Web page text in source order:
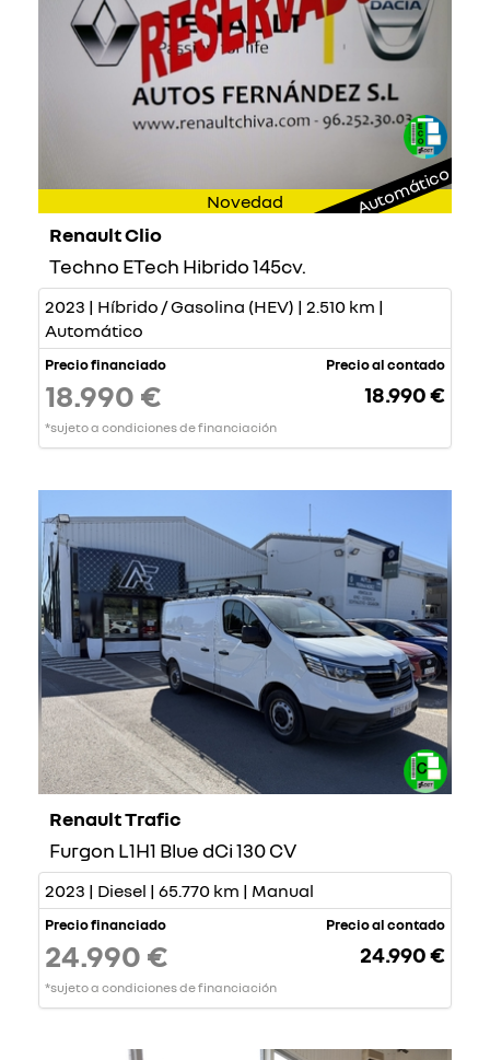
Novedad Automático
Renault Clio
Techno ETech Hibrido 145cv.
2023 | Híbrido / Gasolina (HEV) | 2.510 km |
Automático
Precio financiado
18.990 €
*sujeto a condiciones de financiación
Precio al contado
18.990 €
Renault Trafic
Furgon L1H1 Blue dCi 130 CV
2023 | Diesel | 65.770 km | Manual
Precio financiado
24.990 €
*sujeto a condiciones de financiación
Precio al contado
24.990 €